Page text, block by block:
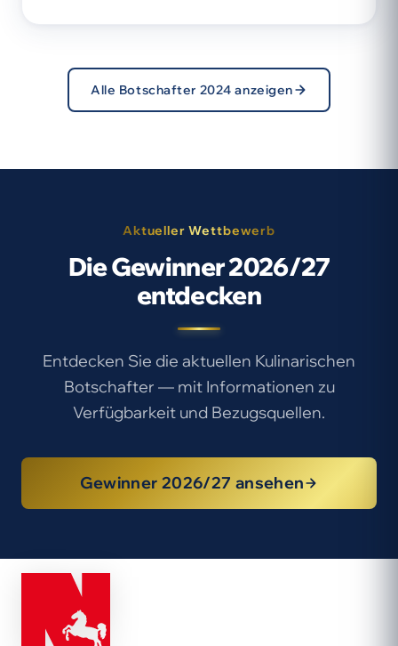
Alle Botschafter 2024 anzeigen
Aktueller Wettbewerb
Die Gewinner 2026/27
entdecken
Entdecken Sie die aktuellen Kulinarischen
Botschafter — mit Informationen zu
Verfügbarkeit und Bezugsquellen.
Gewinner 2026/27 ansehen